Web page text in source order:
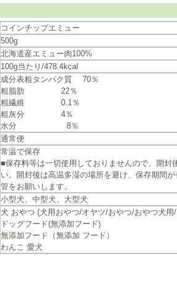
コインチップエミュー
500g
北海道産エミュー肉100%
100g当たり/478.4kcal
成分表粗タンパク質 70％
粗脂肪 22％
粗繊維 0.1％
粗灰分 4％
水分 8％
通常便
常温で保存
■保存料等は一切使用しておりませんので、開封
い。開封後は高温多湿の場所を避け、保存期間
管をお願いします。
小型犬、中型犬、大型犬
犬 おやつ (犬用おやつ/オヤツ/おやつ/おやつ犬用
ドッグフード(無添加フード)
無添加フード（無添加 フード）
わんこ 愛犬